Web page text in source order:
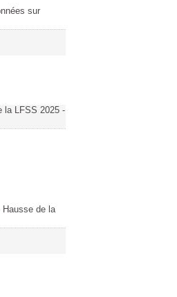
sur
la LFSS 2025 -
de la